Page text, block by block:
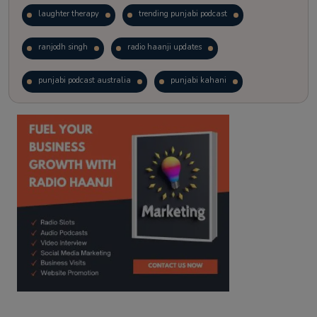
laughter therapy trending punjabi podcast
ranjodh singh radio haanji updates
punjabi podcast australia punjabi kahani
kitaab kahani punjabi story